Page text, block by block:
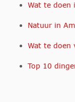
Wat te doen
Natuur in
Wat te doen
Top 10